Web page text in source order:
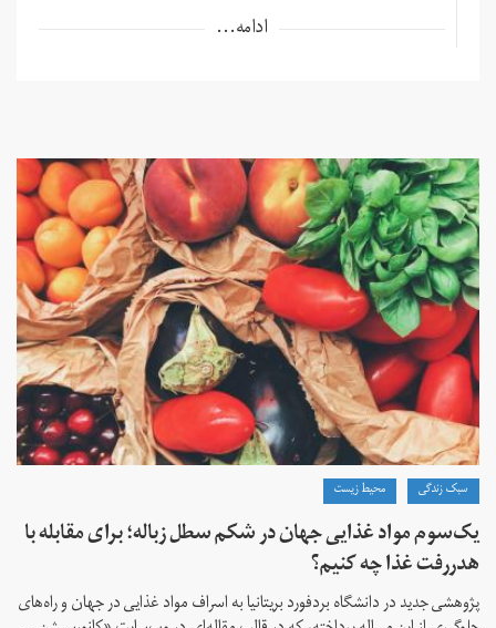
ادامه...
سبک زندگی محیط زیست
یک‌سوم مواد غذایی جهان در شکم سطل زباله؛ برای مقابله با
هدر‌رفت غذا چه کنیم؟
پژوهشی جدید در دانشگاه بردفورد بریتانیا به اسراف مواد غذایی در جهان و راه‌های